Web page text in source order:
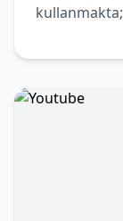
dijital
medya